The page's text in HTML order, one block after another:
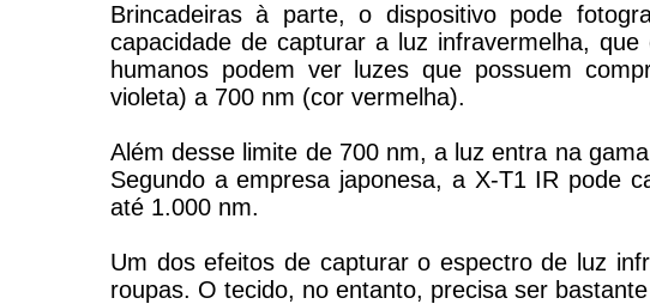
Brincadeiras à parte, o dispositivo pode
capacidade de capturar a luz infravermelha,
humanos podem ver luzes que possuem
violeta) a 700 nm (cor vermelha).
Além desse limite de 700 nm, a luz entra na
Segundo a empresa japonesa, a X-T1 IR pode
até 1.000 nm.
Um dos efeitos de capturar o espectro de luz
roupas. O tecido, no entanto, precisa ser